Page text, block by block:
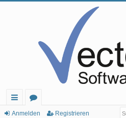
ch
or
Anmelden Registrieren